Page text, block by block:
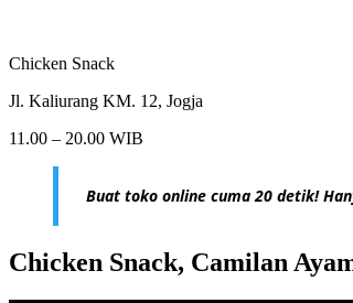
Chicken Snack
Jl. Kaliurang KM. 12, Jogja
11.00 – 20.00 WIB
Buat toko online cuma 20 detik!
Chicken Snack, Camilan